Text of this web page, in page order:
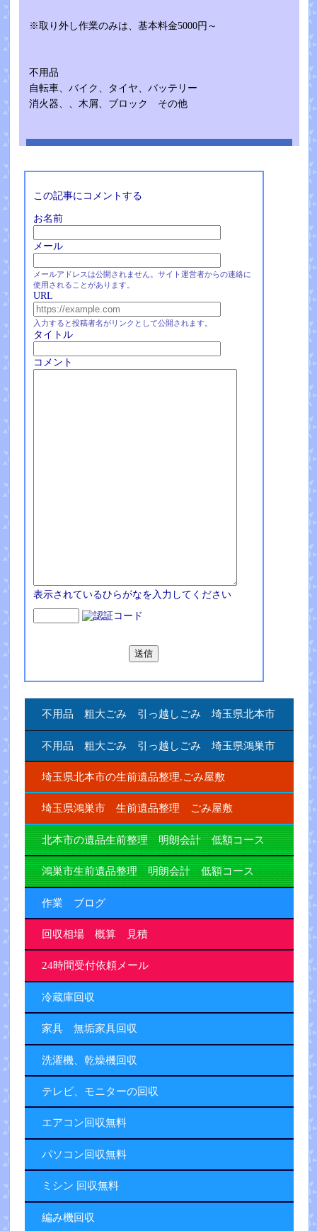
※取り外し作業のみは、基本料金5000円～
不用品
自転車、バイク、タイヤ、バッテリー
消火器、、木屑、ブロック その他
この記事にコメントする
お名前
メール
メールアドレスは公開されません。サイト運営者からの連絡に
使用されることがあります。
URL
入力すると投稿者名がリンクとして公開されます。
タイトル
コメント
表示されているひらがなを入力してください
不用品 粗大ごみ 引っ越しごみ 埼玉県北本市
不用品 粗大ごみ 引っ越しごみ 埼玉県鴻巣市
埼玉県北本市の生前遺品整理.ごみ屋敷
埼玉県鴻巣市 生前遺品整理 ごみ屋敷
北本市の遺品生前整理 明朗会計 低額コース
鴻巣市生前遺品整理 明朗会計 低額コース
作業 ブログ
回収相場 概算 見積
24時間受付依頼メール
冷蔵庫回収
家具 無垢家具回収
洗濯機、乾燥機回収
テレビ、モニターの回収
エアコン回収無料
パソコン回収無料
ミシン 回収無料
編み機回収